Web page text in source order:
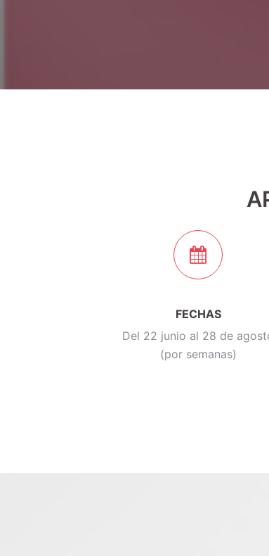
FECHAS
Del 22 junio al 28 de
(por semanas)